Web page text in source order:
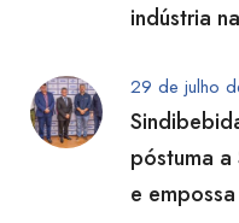
indústria
29 de julho
póstuma
e